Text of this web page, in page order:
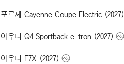
포르셰 Cayenne Coupe Electric (2027)
아우디 Q4 Sportback e-tron (2027)
아우디 E7X (2027)